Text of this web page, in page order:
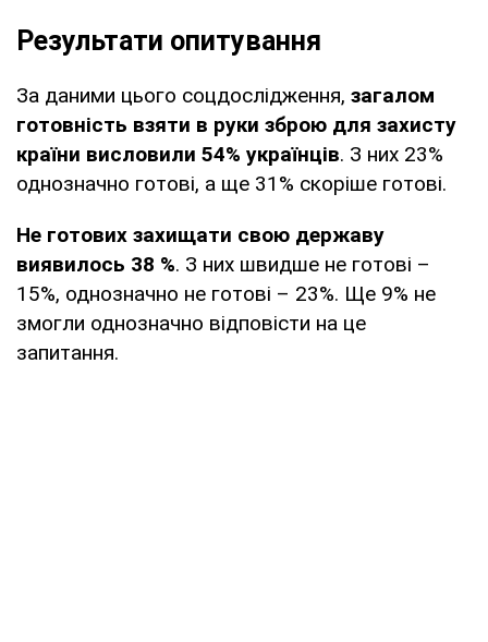
Результати опитування
За даними цього соцдослідження, загалом
готовність взяти в руки зброю для захисту
країни висловили 54% українців. З них 23%
однозначно готові, а ще 31% скоріше готові.
Не готових захищати свою державу
виявилось 38 %. З них швидше не готові –
15%, однозначно не готові – 23%. Ще 9% не
змогли однозначно відповісти на це
запитання.